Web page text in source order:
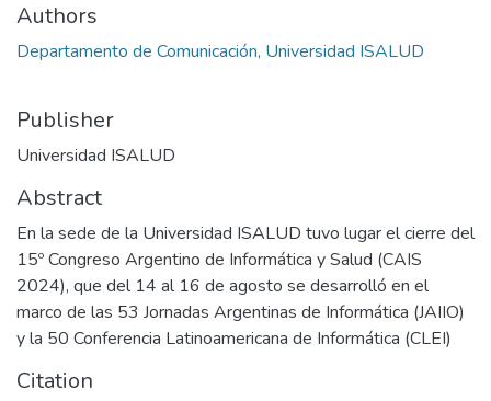
Authors
Departamento de Comunicación, Universidad ISALUD
Publisher
Universidad ISALUD
Abstract
En la sede de la Universidad ISALUD tuvo lugar el cierre del
15º Congreso Argentino de Informática y Salud (CAIS
2024), que del 14 al 16 de agosto se desarrolló en el
marco de las 53 Jornadas Argentinas de Informática (JAIIO)
y la 50 Conferencia Latinoamericana de Informática (CLEI)
Citation